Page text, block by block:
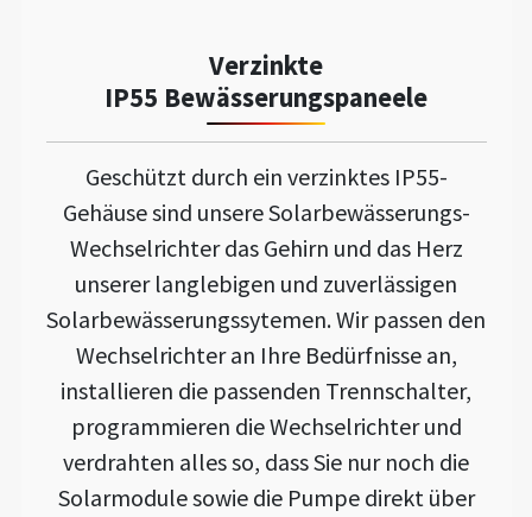
Verzinkte
IP55 Bewässerungspaneele
Geschützt durch ein verzinktes IP55-
Gehäuse sind unsere Solarbewässerungs-
Wechselrichter das Gehirn und das Herz
unserer langlebigen und zuverlässigen
Solarbewässerungssytemen. Wir passen den
Wechselrichter an Ihre Bedürfnisse an,
installieren die passenden Trennschalter,
programmieren die Wechselrichter und
verdrahten alles so, dass Sie nur noch die
Solarmodule sowie die Pumpe direkt über